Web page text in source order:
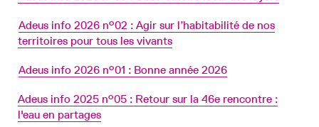
Adeus info 2026 n°02 : Agir sur l’habitabilité de nos
territoires pour tous les vivants
Adeus info 2026 n°01 : Bonne année 2026
Adeus info 2025 n°05 : Retour sur la 46e rencontre :
l'eau en partages